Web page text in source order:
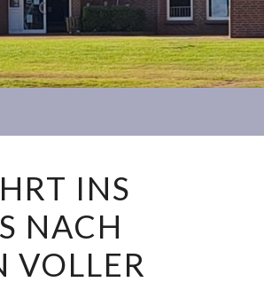
INS
NACH
VOLLER